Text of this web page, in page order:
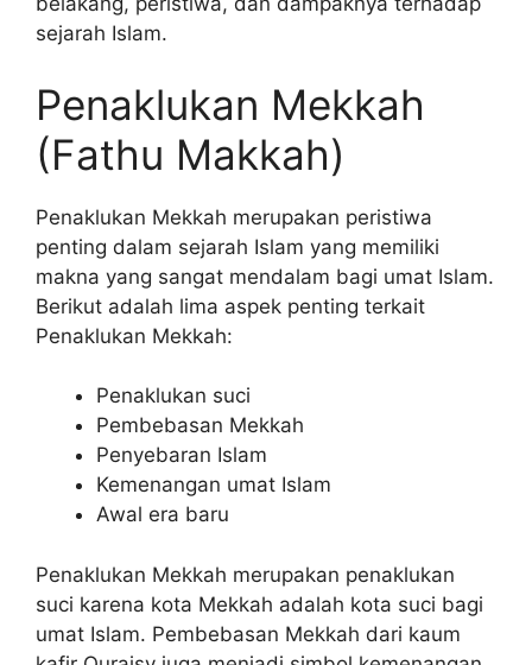
sejarah Islam.
Penaklukan Mekkah
(Fathu Makkah)
Penaklukan Mekkah merupakan peristiwa
penting dalam sejarah Islam yang memiliki
makna yang sangat mendalam bagi umat Islam.
Berikut adalah lima aspek penting terkait
Penaklukan Mekkah:
Penaklukan suci
Pembebasan Mekkah
Penyebaran Islam
Kemenangan umat Islam
Awal era baru
Penaklukan Mekkah merupakan penaklukan
suci karena kota Mekkah adalah kota suci bagi
umat Islam. Pembebasan Mekkah dari kaum